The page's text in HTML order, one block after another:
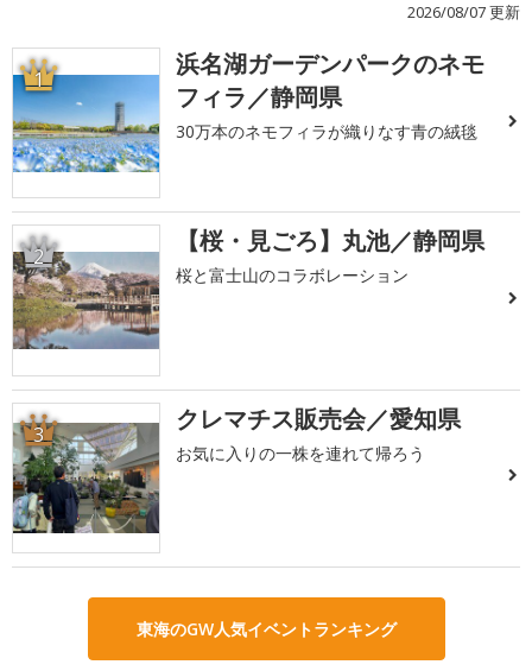
2026/08/07 更新
1
浜名湖ガーデンパークのネモ
フィラ／静岡県
30万本のネモフィラが織りなす青の絨毯
2 【桜・見ごろ】丸池／静岡県
桜と富士山のコラボレーション
3 クレマチス販売会／愛知県
お気に入りの一株を連れて帰ろう
東海のGW人気イベントランキング